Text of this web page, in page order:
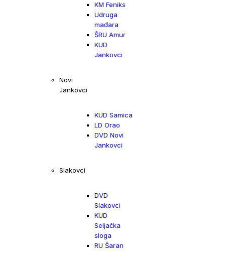
KM Feniks
Udruga
mađara
ŠRU Amur
KUD
Jankovci
Novi
Jankovci
KUD Samica
LD Orao
DVD Novi
Jankovci
Slakovci
DVD
Slakovci
KUD
Seljačka
sloga
RU Šaran